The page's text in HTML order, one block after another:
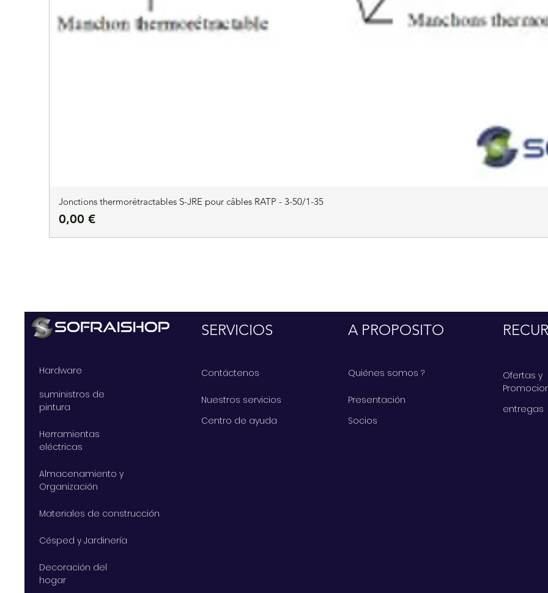
Jonctions thermorétractables S-JRE pour câbles RATP - 3-50/1-35
Precio
0,00 €
Hardware
suministros de
pintura
Herramientas
eléctricas
Almacenamiento y
Organización
Materiales de construcción
Césped y Jardinería
Decoración del
hogar
SERVICIOS
Contáctenos
Nuestros servicios
Centro de ayuda
A PROPOSITO
Quiénes somos ?
Presentación
Socios
Ofertas y
entregas